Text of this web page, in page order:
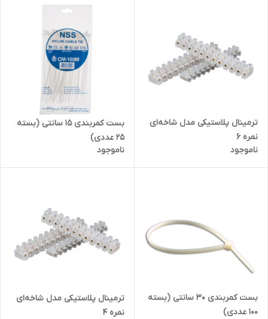
ترمینال پلاستیکی مدل شاخه‌ای
نمره 6
ناموجود
بست کمربندی 15 سانتی (بسته
25 عددی)
ناموجود
بست کمربندی 30 سانتی (بسته
100 عددی)
ترمینال پلاستیکی مدل شاخه‌ای
نمره 4